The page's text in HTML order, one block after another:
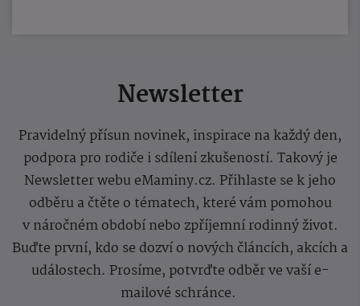
Newsletter
Pravidelný přísun novinek, inspirace na každý den,
podpora pro rodiče i sdílení zkušeností. Takový je
Newsletter webu eMaminy.cz. Přihlaste se k jeho
odběru a čtěte o tématech, které vám pomohou
v náročném období nebo zpříjemní rodinný život.
Buďte první, kdo se dozví o nových článcích, akcích a
událostech. Prosíme, potvrďte odběr ve vaší e-
mailové schránce.